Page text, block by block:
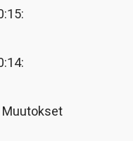
Muutokset